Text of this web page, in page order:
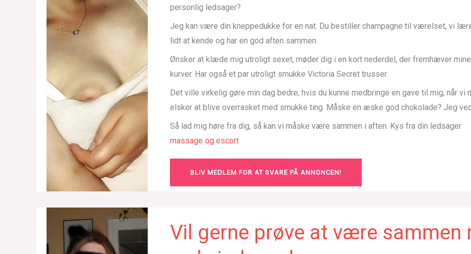
personlig ledsager?
Jeg kan være din kneppedukke for en nat. Du bestiller champagne til værelset, vi
lidt at kende og har en god aften sammen.
Ønsker at klæde mig utroligt sexet, møder dig i en kort nederdel, der fremhæver
kurver. Har også et par utroligt smukke Victoria Secret trusser.
Det ville virkelig gøre min dag bedre, hvis du kunne medbringe en gave til mig, når vi
elsker at blive overrasket med smukke ting. Måske en æske god chokolade? Jeg
Så lad mig høre fra dig, så kan vi måske være sammen i aften. Kys fra din ledsager
massage og escort
BLIV MEDLEM FOR AT SVARE PÅ ANNONCEN!
Vil gerne prøve at være sammen